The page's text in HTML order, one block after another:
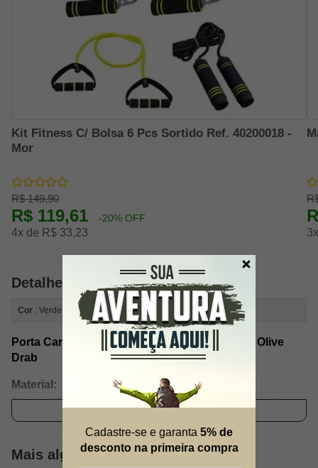
Kit Fitness C/ Bolsa 6 Pcs Sortido Ref. 40200018 -
Mor
R$ 149,90
R$ 119,61 -20% OFF
4x de R$ 33,23
Detalhes do Produto
Cor : Verde
Porta CamelBack Forhonor em Cordura 1000 Olive
Drab
Material:
Cordura 1000 com fitas modulares de 25mm, zíper tratorado em
polímero, com velcro homologado.
Ver descrição completa
Mais alguma dúvida?
Cadastre-se e garanta 5% de
desconto na primeira compra